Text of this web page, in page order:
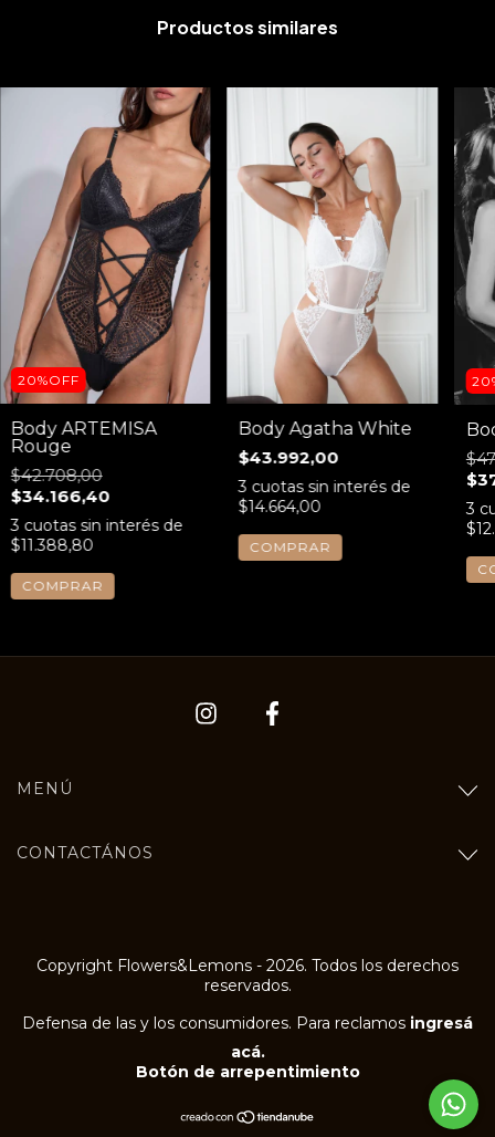
Productos similares
20%OFF
Body ARTEMISA
Rouge
$42.708,00
$34.166,40
3 cuotas sin interés de
$11.388,80
COMPRAR
Body Agatha White
$43.992,00
3 cuotas sin interés de
$14.664,00
COMPRAR
3
MENÚ
CONTACTÁNOS
Copyright Flowers&Lemons - 2026. Todos los derechos
reservados.
Defensa de las y los consumidores. Para reclamos ingresá
acá.
Botón de arrepentimiento